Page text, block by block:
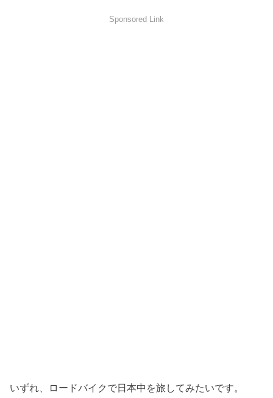
Sponsored Link
いずれ、ロードバイクで日本中を旅してみたいです。